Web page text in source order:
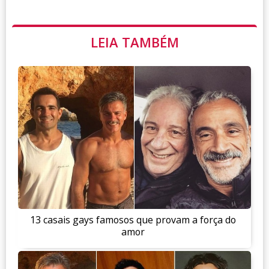
LEIA TAMBÉM
13 casais gays famosos que provam a força do
amor